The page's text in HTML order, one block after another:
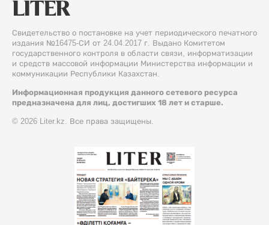
Свидетельство о постановке на учет периодического печатного
издания №16475-СИ от 24.04.2017 г. Выдано Комитетом
государственного контроля в области связи, информатизации
и средств массовой информации Министерства информации и
коммуникации Республики Казахстан.
Информационная продукция данного сетевого ресурса
предназначена для лиц, достигших 18 лет и старше.
© 2026 Liter.kz. Все права защищены.